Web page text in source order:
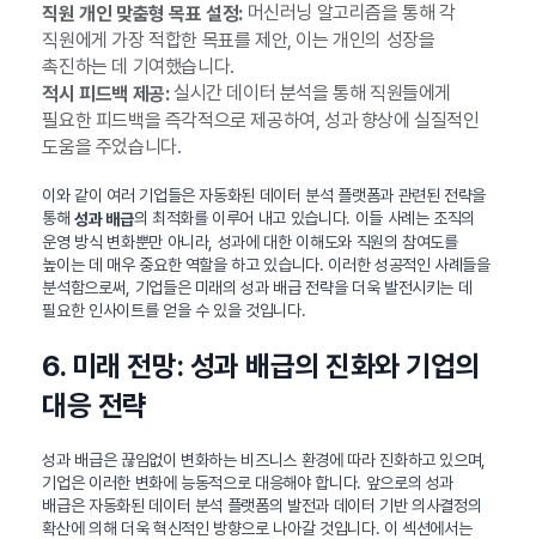
직원 개인 맞춤형 목표 설정:머신러닝 알고리즘을 통해 각
직원에게 가장 적합한 목표를 제안, 이는 개인의 성장을
촉진하는 데 기여했습니다.
적시 피드백 제공:실시간 데이터 분석을 통해 직원들에게
필요한 피드백을 즉각적으로 제공하여, 성과 향상에 실질적인
도움을 주었습니다.
이와 같이 여러 기업들은 자동화된 데이터 분석 플랫폼과 관련된 전략을
통해성과 배급의 최적화를 이루어 내고 있습니다. 이들 사례는 조직의
운영 방식 변화뿐만 아니라, 성과에 대한 이해도와 직원의 참여도를
높이는 데 매우 중요한 역할을 하고 있습니다. 이러한 성공적인 사례들을
분석함으로써, 기업들은 미래의 성과 배급 전략을 더욱 발전시키는 데
필요한 인사이트를 얻을 수 있을 것입니다.
6. 미래 전망: 성과 배급의 진화와 기업의
대응 전략
성과 배급은 끊임없이 변화하는 비즈니스 환경에 따라 진화하고 있으며,
기업은 이러한 변화에 능동적으로 대응해야 합니다. 앞으로의 성과
배급은 자동화된 데이터 분석 플랫폼의 발전과 데이터 기반 의사결정의
확산에 의해 더욱 혁신적인 방향으로 나아갈 것입니다. 이 섹션에서는